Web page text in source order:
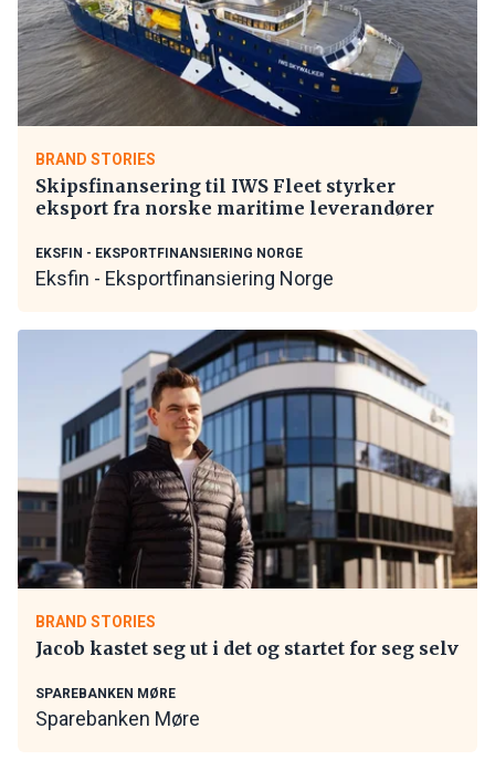
BRAND STORIES
Skipsfinansering til IWS Fleet styrker
eksport fra norske maritime leverandører
EKSFIN - EKSPORTFINANSIERING NORGE
Eksfin - Eksportfinansiering Norge
BRAND STORIES
Jacob kastet seg ut i det og startet for seg selv
SPAREBANKEN MØRE
Sparebanken Møre